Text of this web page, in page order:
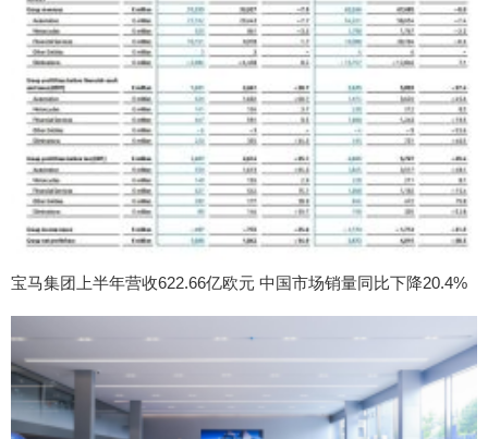
宝马集团上半年营收622.66亿欧元 中国市场销量同比下降20.4%